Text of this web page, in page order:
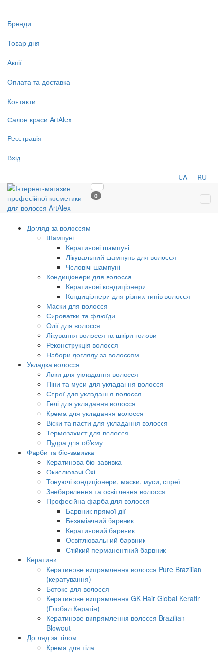
Бренди
Товар дня
Акції
Оплата та доставка
Контакти
Салон краси ArtAlex
Реєстрація
Вхід
UA RU
0
Догляд за волоссям
Шампуні
Кератинові шампуні
Лікувальний шампунь для волосся
Чоловічі шампуні
Кондиціонери для волосся
Кератинові кондиціонери
Кондиціонери для різних типів волосся
Маски для волосся
Сироватки та флюїди
Олії для волосся
Лікування волосся та шкіри голови
Реконструкція волосся
Набори догляду за волоссям
Укладка волосся
Лаки для укладання волосся
Піни та муси для укладання волосся
Спреї для укладання волосся
Гелі для укладання волосся
Крема для укладання волосся
Віски та пасти для укладання волосся
Термозахист для волосся
Пудра для об'єму
Фарби та біо-завивка
Кератинова біо-завивка
Окислювачі Oxi
Тонуючі кондиціонери, маски, муси, спреї
Знебарвлення та освітлення волосся
Професійна фарба для волосся
Барвник прямої дії
Безаміачний барвник
Кератиновий барвник
Освітлювальний барвник
Стійкий перманентний барвник
Кератини
Кератинове випрямлення волосся Pure Brazilian
(кератування)
Ботокс для волосся
Кератинове випрямлення GK Hair Global Keratin
(Глобал Кератін)
Кератинове випрямлення волосся Brazilian
Blowout
Догляд за тілом
Крема для тіла